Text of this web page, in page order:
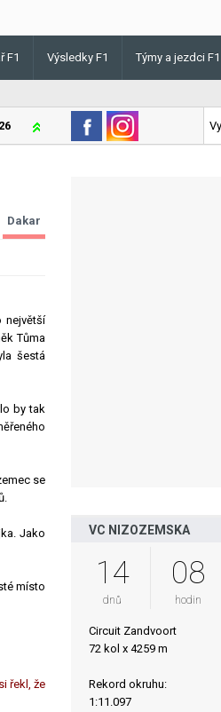
F1 Výsledky F1 Týmy a jezdci F1
Lando Norris v Maďarsku letos
Dakar
největší
Tůma
šestá
by tak
se
Jako
místo
řekl, že
VC NIZOZEMSKA
14
dnů
08
hodin
Circuit Zandvoort
72 kol x 4259 m
Rekord okruhu:
1:11.097